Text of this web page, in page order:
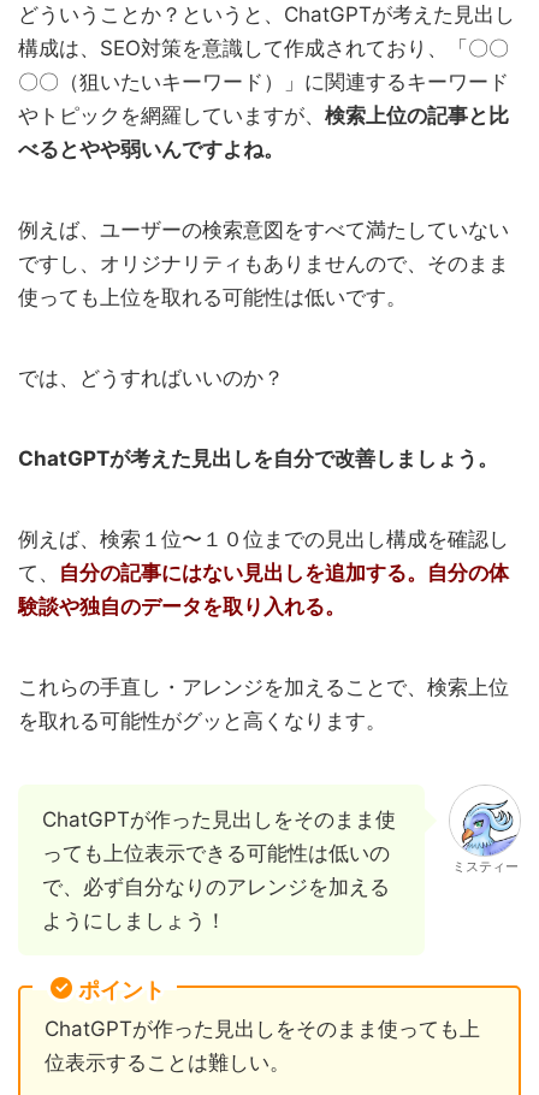
どういうことか？というと、ChatGPTが考えた見出し
構成は、SEO対策を意識して作成されており、「〇〇
〇〇（狙いたいキーワード）」に関連するキーワード
やトピックを網羅していますが、 検索上位の記事と比
べるとやや弱いんですよね。
例えば、ユーザーの検索意図をすべて満たしていない
ですし、オリジナリティもありませんので、そのまま
使っても上位を取れる可能性は低いです。
では、どうすればいいのか？
ChatGPTが考えた見出しを自分で改善しましょう。
例えば、検索１位〜１０位までの見出し構成を確認し
て、 自分の記事にはない見出しを追加する。自分の体
験談や独自のデータを取り入れる。
これらの手直し・アレンジを加えることで、検索上位
を取れる可能性がグッと高くなります。
ChatGPTが作った見出しをそのまま使
っても上位表示できる可能性は低いの
で、必ず自分なりのアレンジを加える
ようにしましょう！
ミスティー
ポイント
ChatGPTが作った見出しをそのまま使っても上
位表示することは難しい。